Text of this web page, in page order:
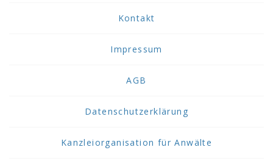
Kontakt
Impressum
AGB
Datenschutzerklärung
Kanzleiorganisation für Anwälte